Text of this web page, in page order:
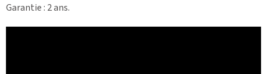
Garantie : 2 ans.